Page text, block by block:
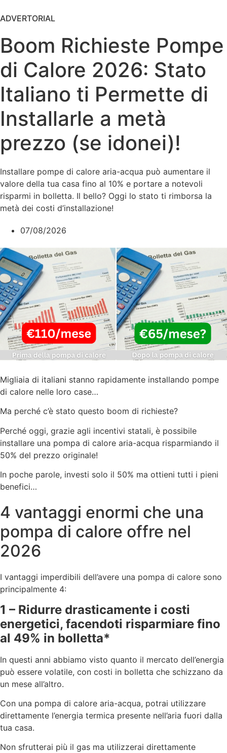
ADVERTORIAL
Boom Richieste Pompe
di Calore 2026: Stato
Italiano ti Permette di
Installarle a metà
prezzo (se idonei)!
Installare pompe di calore aria-acqua può aumentare il
valore della tua casa fino al 10% e portare a notevoli
risparmi in bolletta. Il bello? Oggi lo stato ti rimborsa la
metà dei costi d’installazione!
07/08/2026
Migliaia di italiani stanno rapidamente installando pompe
di calore nelle loro case…
Ma perché c’è stato questo boom di richieste?
Perché oggi, grazie agli incentivi statali, è possibile
installare una pompa di calore aria-acqua risparmiando il
50% del prezzo originale!
In poche parole, investi solo il 50% ma ottieni tutti i pieni
benefici…
4 vantaggi enormi che una
pompa di calore offre nel
2026
I vantaggi imperdibili dell’avere una pompa di calore sono
principalmente 4:
1 – Ridurre drasticamente i costi
energetici, facendoti risparmiare fino
al 49% in bolletta*
In questi anni abbiamo visto quanto il mercato dell’energia
può essere volatile, con costi in bolletta che schizzano da
un mese all’altro.
Con una pompa di calore aria-acqua, potrai utilizzare
direttamente l’energia termica presente nell’aria fuori dalla
tua casa.
Non sfrutterai più il gas ma utilizzerai direttamente